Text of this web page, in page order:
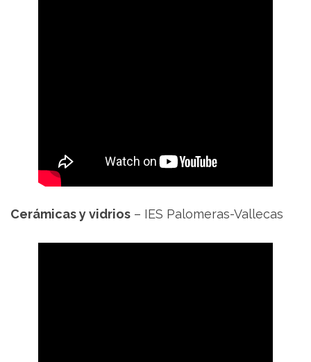
Cerámicas y vidrios – IES Palomeras-Vallecas